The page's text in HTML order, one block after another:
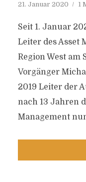
21. Januar 2020 1
Seit 1. Januar
Leiter des Asset
Region West am
Vorgänger
2019 Leiter der
nach 13 Jahren
Management